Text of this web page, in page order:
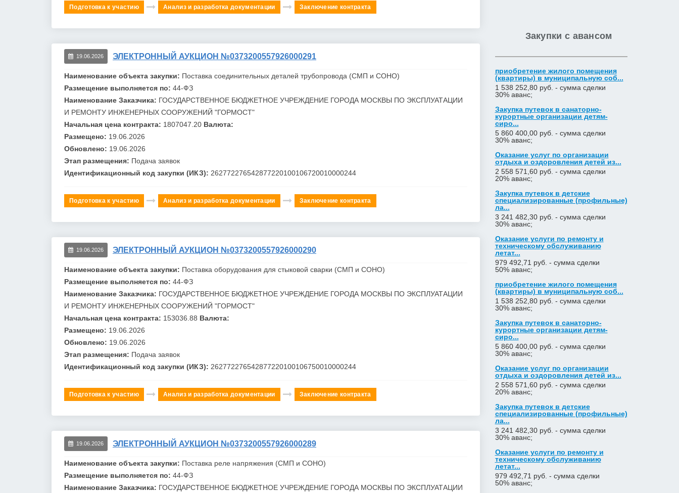
Подготовка к участию Анализ и разработка документации Заключение контракта
19.06.2026 ЭЛЕКТРОННЫЙ АУКЦИОН №0373200557926000291
Наименование объекта закупки: Поставка соединительных деталей трубопровода (СМП и СОНО)
Размещение выполняется по: 44-ФЗ
Наименование Заказчика: ГОСУДАРСТВЕННОЕ БЮДЖЕТНОЕ УЧРЕЖДЕНИЕ ГОРОДА МОСКВЫ ПО ЭКСПЛУАТАЦИИ
И РЕМОНТУ ИНЖЕНЕРНЫХ СООРУЖЕНИЙ "ГОРМОСТ"
Начальная цена контракта: 1807047.20 Валюта:
Размещено: 19.06.2026
Обновлено: 19.06.2026
Этап размещения: Подача заявок
Идентификационный код закупки (ИКЗ): 262772276542877220100106720010000244
Подготовка к участию Анализ и разработка документации Заключение контракта
19.06.2026 ЭЛЕКТРОННЫЙ АУКЦИОН №0373200557926000290
Наименование объекта закупки: Поставка оборудования для стыковой сварки (СМП и СОНО)
Размещение выполняется по: 44-ФЗ
Наименование Заказчика: ГОСУДАРСТВЕННОЕ БЮДЖЕТНОЕ УЧРЕЖДЕНИЕ ГОРОДА МОСКВЫ ПО ЭКСПЛУАТАЦИИ
И РЕМОНТУ ИНЖЕНЕРНЫХ СООРУЖЕНИЙ "ГОРМОСТ"
Начальная цена контракта: 153036.88 Валюта:
Размещено: 19.06.2026
Обновлено: 19.06.2026
Этап размещения: Подача заявок
Идентификационный код закупки (ИКЗ): 262772276542877220100106750010000244
Подготовка к участию Анализ и разработка документации Заключение контракта
19.06.2026 ЭЛЕКТРОННЫЙ АУКЦИОН №0373200557926000289
Наименование объекта закупки: Поставка реле напряжения (СМП и СОНО)
Размещение выполняется по: 44-ФЗ
Наименование Заказчика: ГОСУДАРСТВЕННОЕ БЮДЖЕТНОЕ УЧРЕЖДЕНИЕ ГОРОДА МОСКВЫ ПО ЭКСПЛУАТАЦИИ
Закупки с авансом
приобретение жилого помещения
(квартиры) в муниципальную соб...
1 538 252,80 руб. - сумма сделки
30% аванс;
Закупка путевок в санаторно-
курортные организации детям-
сиро...
5 860 400,00 руб. - сумма сделки
30% аванс;
Оказание услуг по организации
отдыха и оздоровления детей из...
2 558 571,60 руб. - сумма сделки
20% аванс;
Закупка путевок в детские
специализированные (профильные)
ла...
3 241 482,30 руб. - сумма сделки
30% аванс;
Оказание услуги по ремонту и
техническому обслуживанию
летат...
979 492,71 руб. - сумма сделки
50% аванс;
приобретение жилого помещения
(квартиры) в муниципальную соб...
1 538 252,80 руб. - сумма сделки
30% аванс;
Закупка путевок в санаторно-
курортные организации детям-
сиро...
5 860 400,00 руб. - сумма сделки
30% аванс;
Оказание услуг по организации
отдыха и оздоровления детей из...
2 558 571,60 руб. - сумма сделки
20% аванс;
Закупка путевок в детские
специализированные (профильные)
ла...
3 241 482,30 руб. - сумма сделки
30% аванс;
Оказание услуги по ремонту и
техническому обслуживанию
летат...
979 492,71 руб. - сумма сделки
50% аванс;